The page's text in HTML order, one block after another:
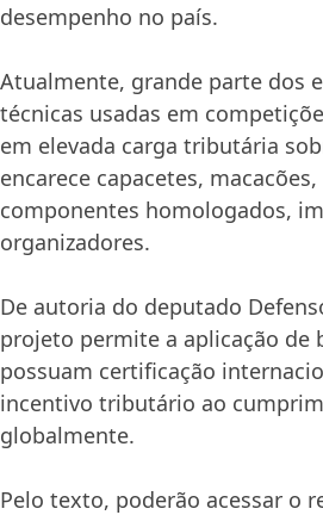
desempenho no país.
Atualmente, grande parte dos
técnicas usadas em
em elevada carga tributária
encarece capacetes,
componentes homologados,
organizadores.
De autoria do deputado
projeto permite a aplicação de
possuam certificação
incentivo tributário ao
globalmente.
Pelo texto, poderão acessar o